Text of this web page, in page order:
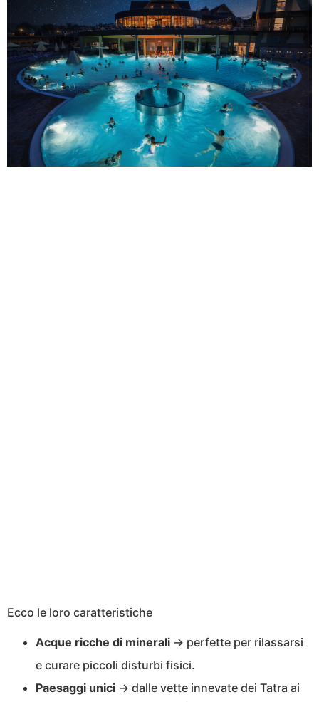
Ecco le loro caratteristiche
Acque ricche di minerali → perfette per rilassarsi
e curare piccoli disturbi fisici.
Paesaggi unici → dalle vette innevate dei Tatra ai